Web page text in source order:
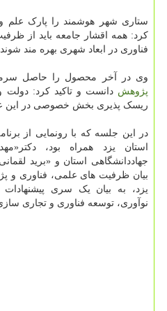
ستاری شهر هوشمند را پارک علم
کرد: همه اقشار جامعه باید از
فناوری در ابعاد شهری بهره مند
وی در آخر محصول را حاصل
پژوهش دانست و تاکید کرد: دولت
ریسک پذیری بخش خصوصی در این
در این جلسه که با رونمایی از
استان یزد همراه بود،
جهاددانشگاهی استان و «برید
بیان ظرفیت های علمی، فناوری و
یزد، به بیان یک سری پیشنهادات
نوآوری، توسعه فناوری و تجاری